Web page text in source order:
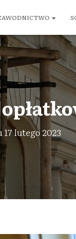
17 lutego 2023